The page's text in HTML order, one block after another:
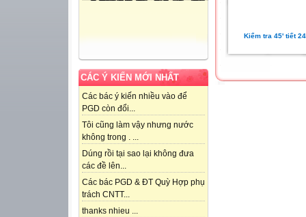
CÁC Ý KIẾN MỚI NHẤT
Các bác ý kiến nhiều vào để
PGD còn đổi...
Tôi cũng làm vậy nhưng nước
không trong . ...
Dúng rồi tại sao lại không đưa
các đề lên...
Các bác PGD & ĐT Quỳ Hợp phụ
trách CNTT...
thanks nhieu ...
Kiểm tra 45' tiết